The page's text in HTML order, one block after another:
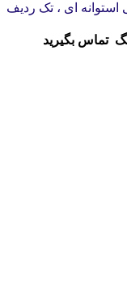
استوانه ای ، تک ردیف
تماس بگیرید